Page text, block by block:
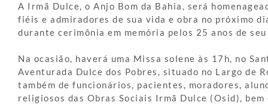
A Irmã Dulce, o Anjo Bom da Bahia, será
fiéis e admiradores de sua vida e obra no próximo
durante cerimônia em memória pelos 25 anos de
Na ocasião, haverá uma Missa solene às 17h, no
Aventurada Dulce dos Pobres, situado no Largo de
também de funcionários, pacientes, moradores,
religiosos das Obras Sociais Irmã Dulce (Osid), bem